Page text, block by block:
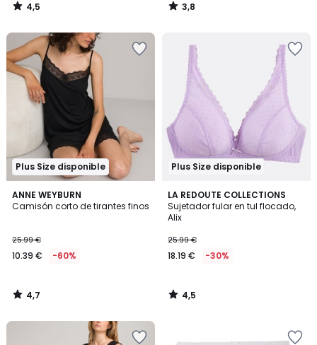
4,5
/
3,8
/
Plus Size disponible
ANNE WEYBURN
Camisón corto de tirantes finos
25.99 €
10.39 € -60%
4,7
/ 5
4,7
/
Plus Size disponible
LA REDOUTE COLLECTIONS
Sujetador fular en tul flocado,
Alix
25.99 €
18.19 € -30%
4,5
/ 5
4,5
/